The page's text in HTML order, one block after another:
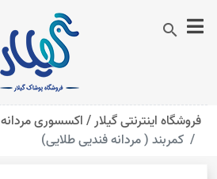
search
فروشگاه اینترنتی گیلار /اکسسوری مردانه
کمربند ( مردانه فندیی طلایی)